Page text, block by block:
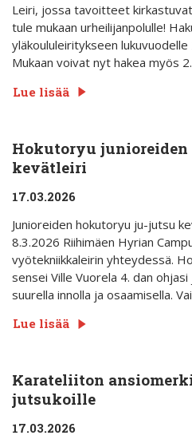
Leiri, jossa tavoitteet
tule mukaan urheilijanpolulle!
yläkoululeiritykseen
Mukaan voivat nyt hakea myös
Lue lisää
Hokutoryu
kevätleiri
17.03.2026
Junioreiden hokutoryu ju-jutsu
8.3.2026 Riihimäen Hyrian
vyötekniikkaleirin yhteydessä.
sensei Ville Vuorela 4. dan
suurella innolla ja osaamisella.
Lue lisää
Karateliiton
jutsukoille
17.03.2026